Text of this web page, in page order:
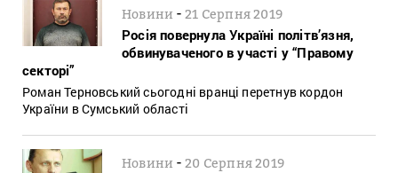
Новини -21 Серпня 2019
Росія повернула Україні політв’язня,
обвинуваченого в участі у “Правому
секторі”
Роман Терновський сьогодні вранці перетнув кордон
України в Сумський області
Новини -20 Серпня 2019